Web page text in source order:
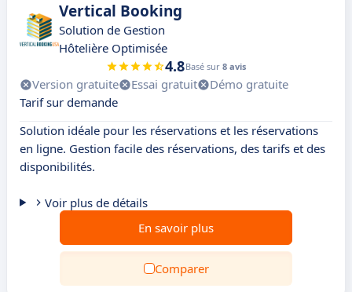
Vertical Booking
Solution de Gestion
Hôtelière Optimisée
4.8Basé sur 8 avis
Version gratuite Essai gratuit
Démo gratuite
Tarif sur demande
Solution idéale pour les réservations et les réservations
en ligne. Gestion facile des réservations, des tarifs et des
disponibilités.
Voir plus de détails
En savoir plus
Comparer